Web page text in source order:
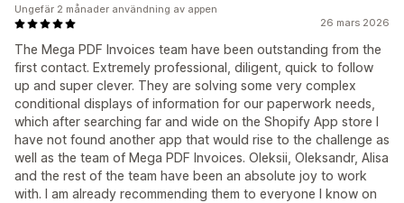
26 mars 2026
The Mega PDF Invoices team have been outstanding from the
first contact. Extremely professional, diligent, quick to follow
up and super clever. They are solving some very complex
conditional displays of information for our paperwork needs,
which after searching far and wide on the Shopify App store I
have not found another app that would rise to the challenge as
well as the team of Mega PDF Invoices. Oleksii, Oleksandr, Alisa
and the rest of the team have been an absolute joy to work
with. I am already recommending them to everyone I know on
Ungefär 2 månader användning av appen